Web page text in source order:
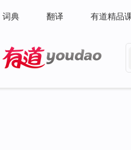
词典 翻译 有道精品